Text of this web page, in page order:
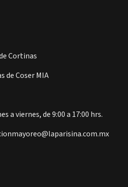
Cortinas
de Coser MIA
a viernes, de 9:00 a 17:00 hrs.